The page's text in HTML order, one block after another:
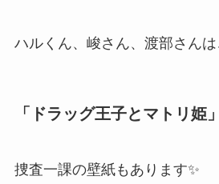
ハルくん、峻さん、渡部さん
「ドラッグ王子とマトリ姫
捜査一課の壁紙もあります✨